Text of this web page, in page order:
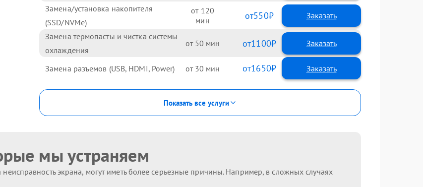
Замена/установка накопителя
(SSD/NVMe)
120 550
Замена термопасты и чистка системы
охлаждения
50 1100
Замена разъемов (USB, HDMI, Power) 30 1650
Показать все услуги
мы устраняем
экрана, могут иметь более серьезные причины. Например, в сложных случаях